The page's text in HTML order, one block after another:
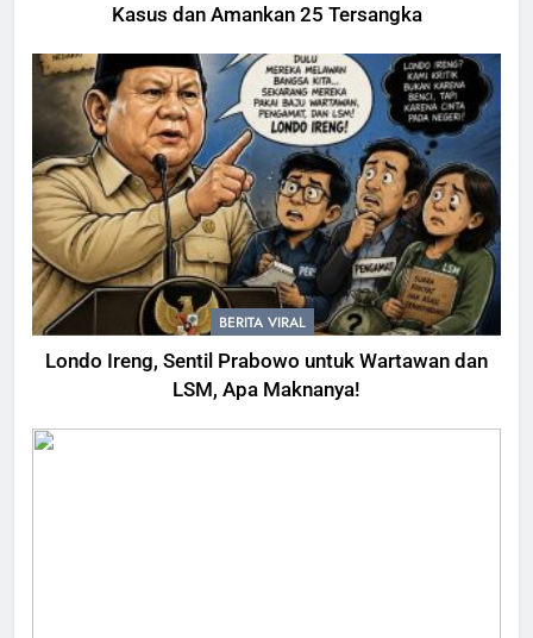
Kasus dan Amankan 25 Tersangka
BERITA VIRAL
Londo Ireng, Sentil Prabowo untuk Wartawan dan
LSM, Apa Maknanya!